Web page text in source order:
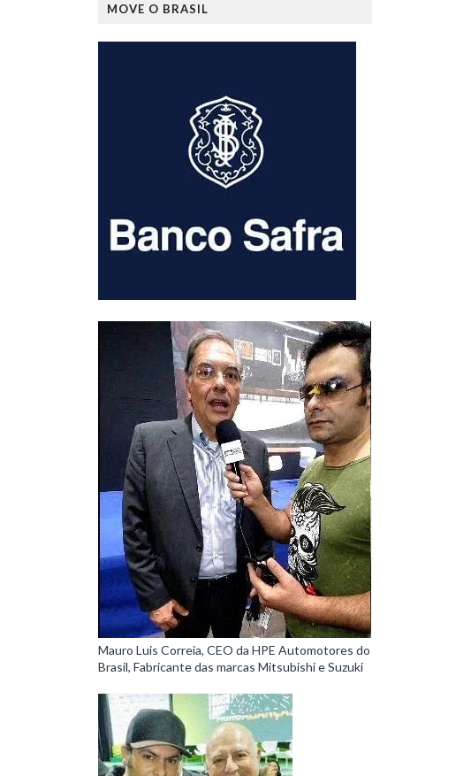
MOVE O BRASIL
Mauro Luis Correia, CEO da HPE Automotores do
Brasil, Fabricante das marcas Mitsubishi e Suzuki